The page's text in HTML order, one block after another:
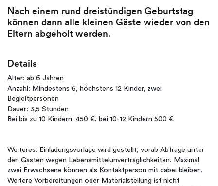
Nach einem rund dreistündigen Geburtstag
können dann alle kleinen Gäste wieder von den
Eltern abgeholt werden.
Details
Alter: ab 6 Jahren
Anzahl: Mindestens 6, höchstens 12 Kinder, zwei
Begleitpersonen
Dauer: 3,5 Stunden
Bei bis zu 10 Kindern: 450 €, bei 10-12 Kindern 500 €
Weiteres: Einladungsvorlage wird gestellt; vorab Abfrage unter
den Gästen wegen Lebensmittelunverträglichkeiten. Maximal
zwei Erwachsene können als Kontaktperson mit dabei bleiben.
Weitere Vorbereitungen oder Materialstellung ist nicht